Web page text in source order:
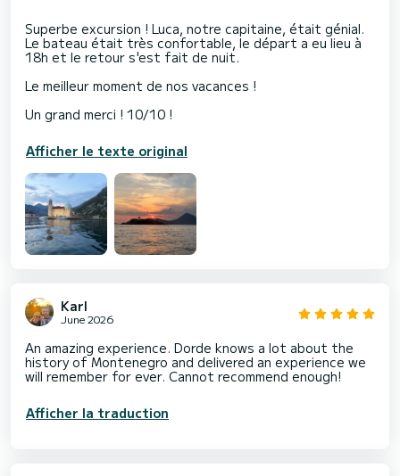
Superbe excursion ! Luca, notre capitaine, était génial.
Le bateau était très confortable, le départ a eu lieu à
18h et le retour s'est fait de nuit.
Le meilleur moment de nos vacances !
Afficher le texte original
Karl
June 2026
An amazing experience. Dorde knows a lot about the
history of Montenegro and delivered an experience we
will remember for ever. Cannot recommend enough!
Afficher la traduction